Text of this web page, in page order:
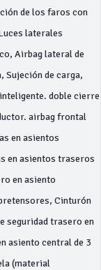
de los faros con
laterales
Airbag lateral de
de carga,
doble cierre
airbag frontal
en asientos
en asientos traseros
en asiento
Cinturón
seguridad trasero en
asiento central de 3
(material